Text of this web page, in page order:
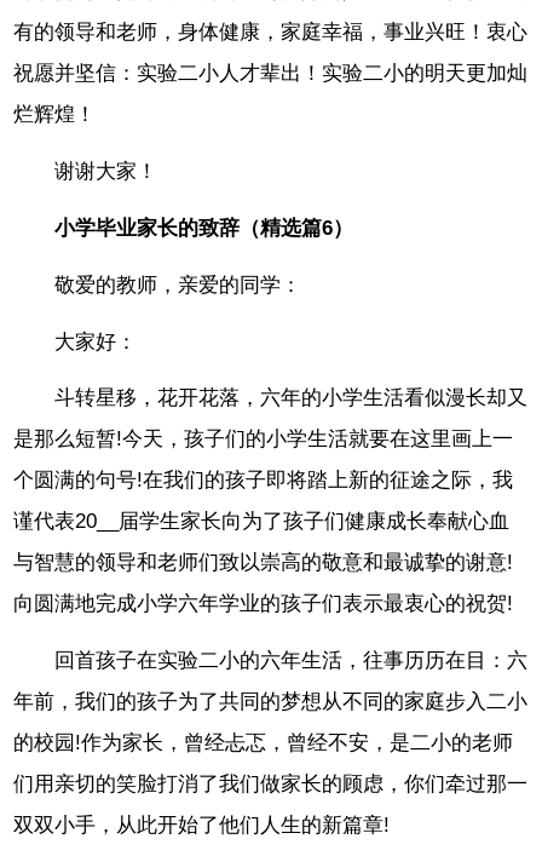
有的领导和老师，身体健康，家庭幸福，事业兴旺！衷心
祝愿并坚信：实验二小人才辈出！实验二小的明天更加灿
烂辉煌！
谢谢大家！
小学毕业家长的致辞（精选篇6）
敬爱的教师，亲爱的同学：
大家好：
斗转星移，花开花落，六年的小学生活看似漫长却又
是那么短暂!今天，孩子们的小学生活就要在这里画上一
个圆满的句号!在我们的孩子即将踏上新的征途之际，我
谨代表20__届学生家长向为了孩子们健康成长奉献心血
与智慧的领导和老师们致以崇高的敬意和最诚挚的谢意!
向圆满地完成小学六年学业的孩子们表示最衷心的祝贺!
回首孩子在实验二小的六年生活，往事历历在目：六
年前，我们的孩子为了共同的梦想从不同的家庭步入二小
的校园!作为家长，曾经忐忑，曾经不安，是二小的老师
们用亲切的笑脸打消了我们做家长的顾虑，你们牵过那一
双双小手，从此开始了他们人生的新篇章!